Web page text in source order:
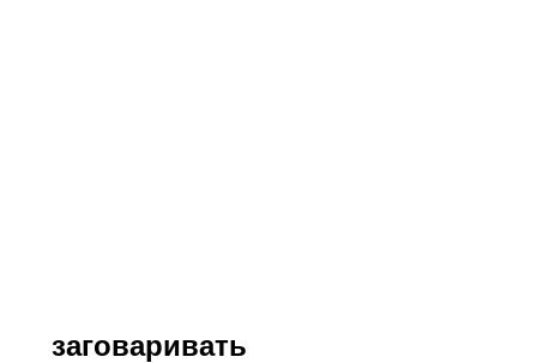
заговаривать